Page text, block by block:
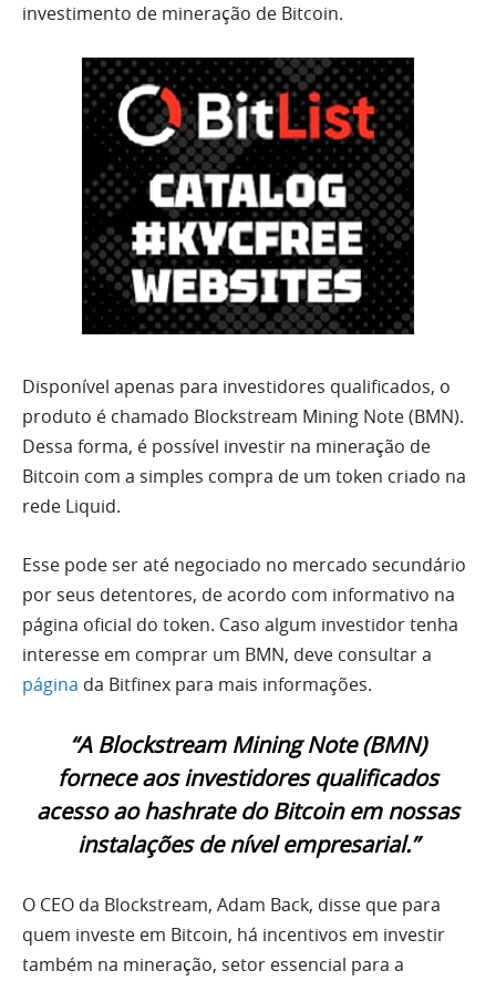
investimento de mineração de Bitcoin.
Disponível apenas para investidores qualificados, o
produto é chamado Blockstream Mining Note (BMN).
Dessa forma, é possível investir na mineração de
Bitcoin com a simples compra de um token criado na
rede Liquid.
Esse pode ser até negociado no mercado secundário
por seus detentores, de acordo com informativo na
página oficial do token. Caso algum investidor tenha
interesse em comprar um BMN, deve consultar a
página da Bitfinex para mais informações.
“A Blockstream Mining Note (BMN)
fornece aos investidores qualificados
acesso ao hashrate do Bitcoin em nossas
instalações de nível empresarial.”
O CEO da Blockstream, Adam Back, disse que para
quem investe em Bitcoin, há incentivos em investir
também na mineração, setor essencial para a